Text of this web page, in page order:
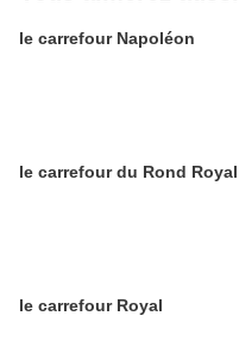
le carrefour Napoléon
le carrefour du Rond Royal
le carrefour Royal